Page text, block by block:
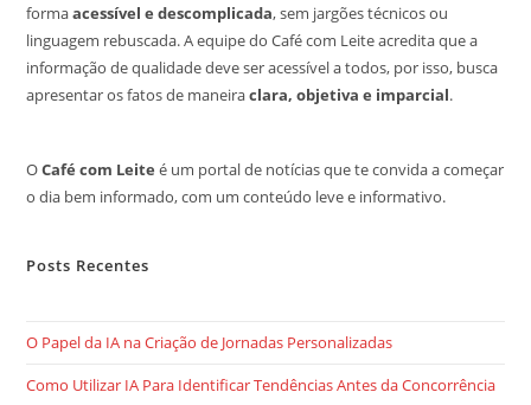
formaacessível e descomplicada, sem jargões técnicos ou
linguagem rebuscada. A equipe do Café com Leite acredita que a
informação de qualidade deve ser acessível a todos, por isso, busca
apresentar os fatos de maneiraclara, objetiva e imparcial.
OCafé com Leite é um portal de notícias que te convida a começar
o dia bem informado, com um conteúdo leve e informativo.
Posts Recentes
O Papel da IA na Criação de Jornadas Personalizadas
Como Utilizar IA Para Identificar Tendências Antes da Concorrência